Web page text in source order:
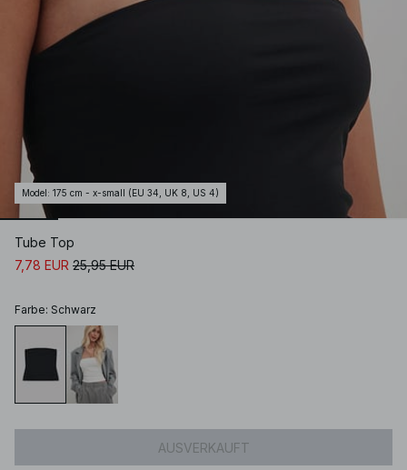
Model : 175 cm - x-small (EU 34, UK 8, US 4)
Tube Top
7,78 EUR 25,95 EUR
Farbe: Schwarz
AUSVERKAUFT